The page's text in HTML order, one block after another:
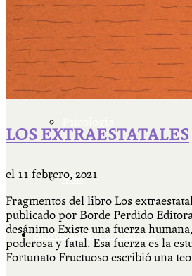
Literatura
Filosofía
Más
Actividades & contenido
LOS EXTRAESTATALES
el 11 febrero, 2021
Fragmentos del libro Los
publicado por Borde Perdido
desánimo Existe una fuerza
poderosa y fatal. Esa fuerza es la
Fortunato Fructuoso escribió una